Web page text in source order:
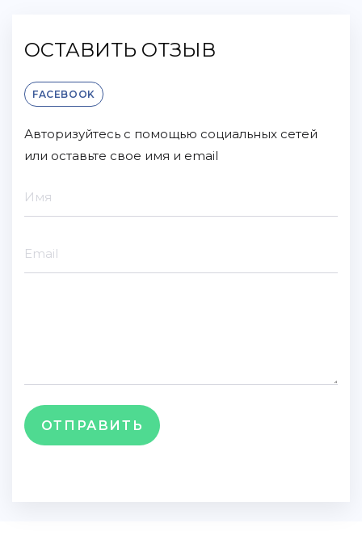
ОСТАВИТЬ ОТЗЫВ
FACEBOOK
Авторизуйтесь с помощью социальных сетей
или оставьте свое имя и email
ОТПРАВИТЬ